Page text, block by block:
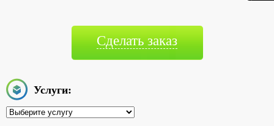
Сделать заказ
Услуги: